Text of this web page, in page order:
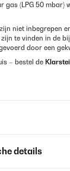
gas (LPG 50 mbar)
niet inbegrepen
te vinden in de
door een
– bestel de
details